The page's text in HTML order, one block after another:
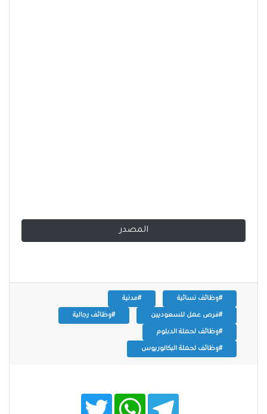
المصدر
#وظائف نسائية #مدنية
#فرص عمل للسعوديين #وظائف رجالية
#وظائف لحملة الدبلوم
#وظائف لحملة البكالوريوس
T
w
W
h
T